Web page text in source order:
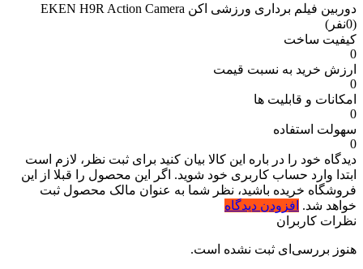
دوربین فیلم برداری ورزشی اکن EKEN H9R Action Camera
(0نفر)
کیفیت ساخت
0
ارزش خرید به نسبت قیمت
0
امکانات و قابلیت ها
0
سهولت استفاده
0
دیدگاه خود را در باره این کالا بیان کنید برای ثبت نظر، لازم است
ابتدا وارد حساب کاربری خود شوید. اگر این محصول را قبلا از این
فروشگاه خریده باشید، نظر شما به عنوان مالک محصول ثبت
خواهد شد. افزودن دیدگاه
نظرات کاربران
هنوز بررسی‌ای ثبت نشده است.